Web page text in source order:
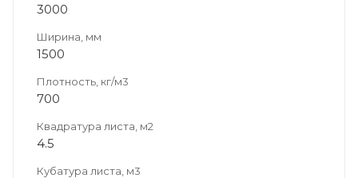
3000
Ширина, мм
1500
Плотность, кг/м3
700
Квадратура листа, м2
4.5
Кубатура листа, м3